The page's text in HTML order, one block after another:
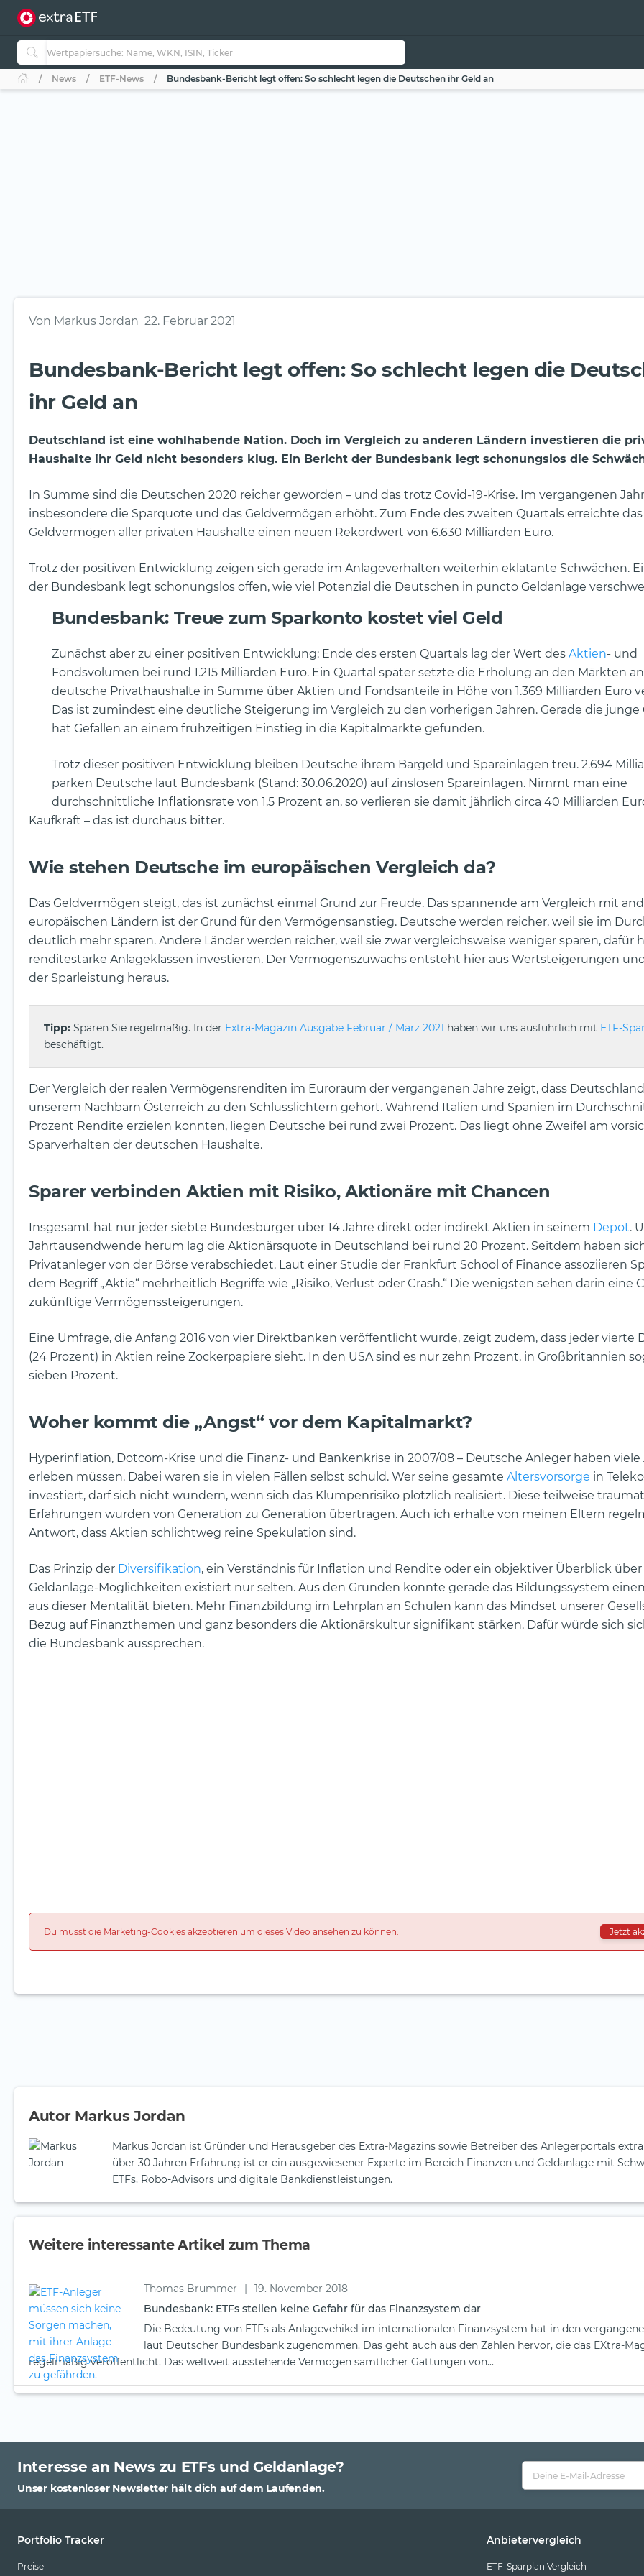
News ETF-News Bundesbank-Bericht legt offen: So schlecht legen die Deutschen ihr Geld an
Von Markus Jordan 22. Februar 2021
Bundesbank-Bericht legt offen: So schlecht legen die
ihr Geld an
Deutschland ist eine wohlhabende Nation. Doch im Vergleich zu anderen Ländern investieren die
Haushalte ihr Geld nicht besonders klug. Ein Bericht der Bundesbank legt schonungslos die
In Summe sind die Deutschen 2020 reicher geworden – und das trotz Covid-19-Krise. Im vergangenen
insbesondere die Sparquote und das Geldvermögen erhöht. Zum Ende des zweiten Quartals erreichte das
Geldvermögen aller privaten Haushalte einen neuen Rekordwert von 6.630 Milliarden Euro.
Trotz der positiven Entwicklung zeigen sich gerade im Anlageverhalten weiterhin eklatante Schwächen.
der Bundesbank legt schonungslos offen, wie viel Potenzial die Deutschen in puncto Geldanlage
Bundesbank: Treue zum Sparkonto kostet viel Geld
Zunächst aber zu einer positiven Entwicklung: Ende des ersten Quartals lag der Wert des Aktien- und
Fondsvolumen bei rund 1.215 Milliarden Euro. Ein Quartal später setzte die Erholung an den Märkten
deutsche Privathaushalte in Summe über Aktien und Fondsanteile in Höhe von 1.369 Milliarden Euro
Das ist zumindest eine deutliche Steigerung im Vergleich zu den vorherigen Jahren. Gerade die junge
hat Gefallen an einem frühzeitigen Einstieg in die Kapitalmärkte gefunden.
Trotz dieser positiven Entwicklung bleiben Deutsche ihrem Bargeld und Spareinlagen treu. 2.694
parken Deutsche laut Bundesbank (Stand: 30.06.2020) auf zinslosen Spareinlagen. Nimmt man eine
durchschnittliche Inflationsrate von 1,5 Prozent an, so verlieren sie damit jährlich circa 40 Milliarden
Kaufkraft – das ist durchaus bitter.
Wie stehen Deutsche im europäischen Vergleich da?
Das Geldvermögen steigt, das ist zunächst einmal Grund zur Freude. Das spannende am Vergleich mit
europäischen Ländern ist der Grund für den Vermögensanstieg. Deutsche werden reicher, weil sie im
deutlich mehr sparen. Andere Länder werden reicher, weil sie zwar vergleichsweise weniger sparen, dafür
renditestarke Anlageklassen investieren. Der Vermögenszuwachs entsteht hier aus Wertsteigerungen
der Sparleistung heraus.
Tipp: Sparen Sie regelmäßig. In der Extra-Magazin Ausgabe Februar / März 2021 haben wir uns ausführlich mit ETF-
beschäftigt.
Der Vergleich der realen Vermögensrenditen im Euroraum der vergangenen Jahre zeigt, dass
unserem Nachbarn Österreich zu den Schlusslichtern gehört. Während Italien und Spanien im
Prozent Rendite erzielen konnten, liegen Deutsche bei rund zwei Prozent. Das liegt ohne Zweifel am
Sparverhalten der deutschen Haushalte.
Sparer verbinden Aktien mit Risiko, Aktionäre mit Chancen
Insgesamt hat nur jeder siebte Bundesbürger über 14 Jahre direkt oder indirekt Aktien in seinem Depot.
Jahrtausendwende herum lag die Aktionärsquote in Deutschland bei rund 20 Prozent. Seitdem haben
Privatanleger von der Börse verabschiedet. Laut einer Studie der Frankfurt School of Finance assoziieren
dem Begriff „Aktie“ mehrheitlich Begriffe wie „Risiko, Verlust oder Crash.“ Die wenigsten sehen darin eine
zukünftige Vermögenssteigerungen.
Eine Umfrage, die Anfang 2016 von vier Direktbanken veröffentlicht wurde, zeigt zudem, dass jeder vierte
(24 Prozent) in Aktien reine Zockerpapiere sieht. In den USA sind es nur zehn Prozent, in Großbritannien
sieben Prozent.
Woher kommt die „Angst“ vor dem Kapitalmarkt?
Hyperinflation, Dotcom-Krise und die Finanz- und Bankenkrise in 2007/08 – Deutsche Anleger haben
erleben müssen. Dabei waren sie in vielen Fällen selbst schuld. Wer seine gesamte Altersvorsorge in
investiert, darf sich nicht wundern, wenn sich das Klumpenrisiko plötzlich realisiert. Diese teilweise
Erfahrungen wurden von Generation zu Generation übertragen. Auch ich erhalte von meinen Eltern
Antwort, dass Aktien schlichtweg reine Spekulation sind.
Das Prinzip der Diversifikation, ein Verständnis für Inflation und Rendite oder ein objektiver Überblick
Geldanlage-Möglichkeiten existiert nur selten. Aus den Gründen könnte gerade das Bildungssystem
aus dieser Mentalität bieten. Mehr Finanzbildung im Lehrplan an Schulen kann das Mindset unserer
Bezug auf Finanzthemen und ganz besonders die Aktionärskultur signifikant stärken. Dafür würde sich
die Bundesbank aussprechen.
Du musst die Marketing-Cookies akzeptieren um dieses Video ansehen zu können. Jetzt
Autor Markus Jordan
Markus Jordan ist Gründer und Herausgeber des Extra-Magazins sowie Betreiber des Anlegerportals
über 30 Jahren Erfahrung ist er ein ausgewiesener Experte im Bereich Finanzen und Geldanlage mit
ETFs, Robo-Advisors und digitale Bankdienstleistungen.
Weitere interessante Artikel zum Thema
Thomas Brummer |
19. November 2018
Bundesbank: ETFs stellen keine Gefahr für das Finanzsystem dar
Die Bedeutung von ETFs als Anlagevehikel im internationalen Finanzsystem hat in den
laut Deutscher Bundesbank zugenommen. Das geht auch aus den Zahlen hervor, die das EXtra-
regelmäßig veröffentlicht. Das weltweit ausstehende Vermögen sämtlicher Gattungen von...
Interesse an News zu ETFs und Geldanlage?
Unser kostenloser Newsletter hält dich auf dem Laufenden.
Portfolio Tracker
Preise
Anbietervergleich
ETF-Sparplan Vergleich